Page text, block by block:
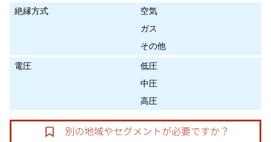
絶縁方式
空気
ガス
その他
電圧
低圧
中圧
高圧